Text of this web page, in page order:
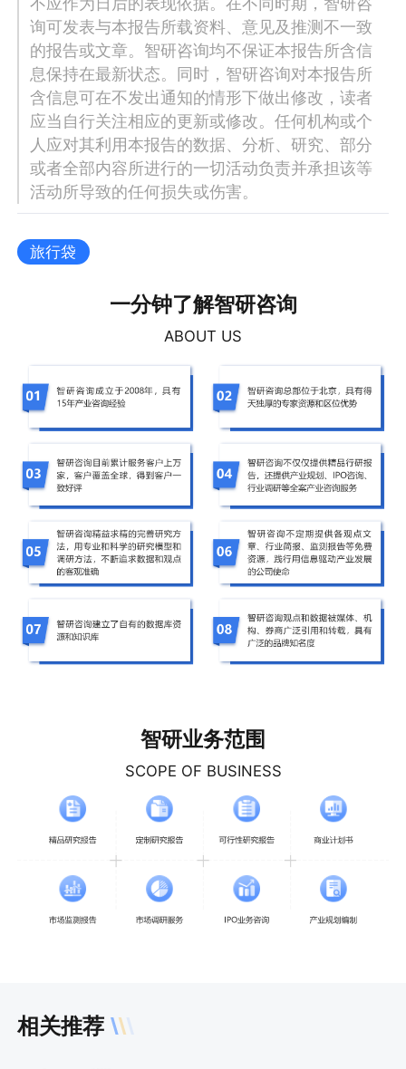
询可发表与本报告所载资料、意见及推测不一致
的报告或文章。智研咨询均不保证本报告所含信
息保持在最新状态。同时，智研咨询对本报告所
含信息可在不发出通知的情形下做出修改，读者
应当自行关注相应的更新或修改。任何机构或个
人应对其利用本报告的数据、分析、研究、部分
或者全部内容所进行的一切活动负责并承担该等
活动所导致的任何损失或伤害。
旅行袋
一分钟了解智研咨询
ABOUT US
智研业务范围
SCOPE OF BUSINESS
相关推荐